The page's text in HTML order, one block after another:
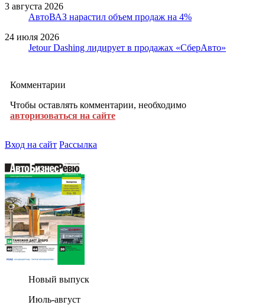
3 августа 2026
АвтоВАЗ нарастил объем продаж на 4%
24 июля 2026
Jetour Dashing лидирует в продажах «СберАвто»
Комментарии
Чтобы оставлять комментарии, необходимо
авторизоваться на сайте
Вход на сайт Рассылка
Новый выпуск
Июль-август